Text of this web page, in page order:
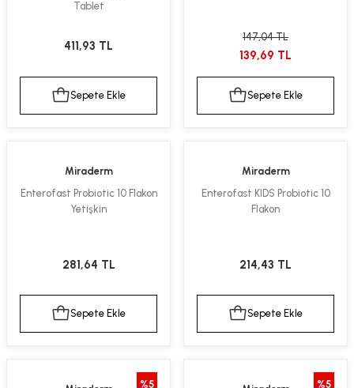
Tablet
411,93 TL
Sepete Ekle
147,04 TL
139,69 TL
Sepete Ekle
Miraderm
Enterofast Probiotic 10 Flakon
Yetişkin
281,64 TL
Sepete Ekle
Miraderm
Enterofast KIDS Probiotic 10
Flakon
214,43 TL
Sepete Ekle
%5 %5